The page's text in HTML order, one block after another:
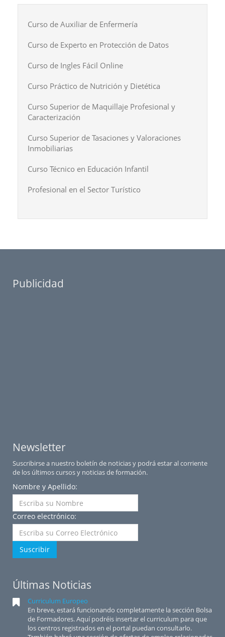
Curso de Auxiliar de Enfermería
Curso de Experto en Protección de Datos
Curso de Ingles Fácil Online
Curso Práctico de Nutrición y Dietética
Curso Superior de Maquillaje Profesional y
Caracterización
Curso Superior de Tasaciones y Valoraciones
Inmobiliarias
Curso Técnico en Educación Infantil
Profesional en el Sector Turístico
Publicidad
Newsletter
Suscribirse a nuestro boletín de noticias y podrá estar al corriente
de los últimos cursos y noticias de formación.
Nombre y Apellido:
Correo electrónico:
Suscribir
Últimas Noticias
Curriculum Europeo
En breve, estará funcionando completamente la sección Bolsa
de Formadores. Aquí podréis insertar el curriculum para que
los centros registrados en el portal puedan consultarlo.